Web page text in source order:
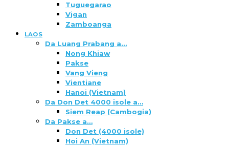
Tuguegarao
Vigan
Zamboanga
LAOS
Da Luang Prabang a…
Nong Khiaw
Pakse
Vang Vieng
Vientiane
Hanoi (Vietnam)
Da Don Det 4000 isole a…
Siem Reap (Cambogia)
Da Pakse a…
Don Det (4000 isole)
Hoi An (Vietnam)